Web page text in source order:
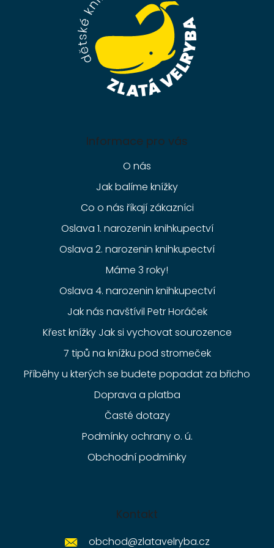
Informace pro vás
O nás
Jak balíme knížky
Co o nás říkají zákazníci
Oslava 1. narozenin knihkupectví
Oslava 2. narozenin knihkupectví
Máme 3 roky!
Oslava 4. narozenin knihkupectví
Jak nás navštívil Petr Horáček
Křest knížky Jak si vychovat sourozence
7 tipů na knížku pod stromeček
Příběhy u kterých se budete popadat za břicho
Doprava a platba
Časté dotazy
Podmínky ochrany o. ú.
Obchodní podmínky
Kontakt
obchod@zlatavelryba.cz